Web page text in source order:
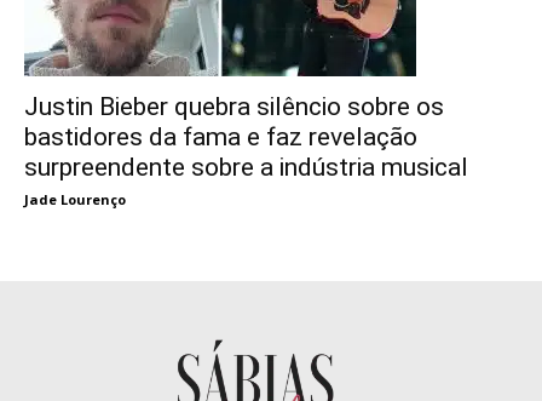
Justin Bieber quebra silêncio sobre os
bastidores da fama e faz revelação
surpreendente sobre a indústria musical
Jade Lourenço